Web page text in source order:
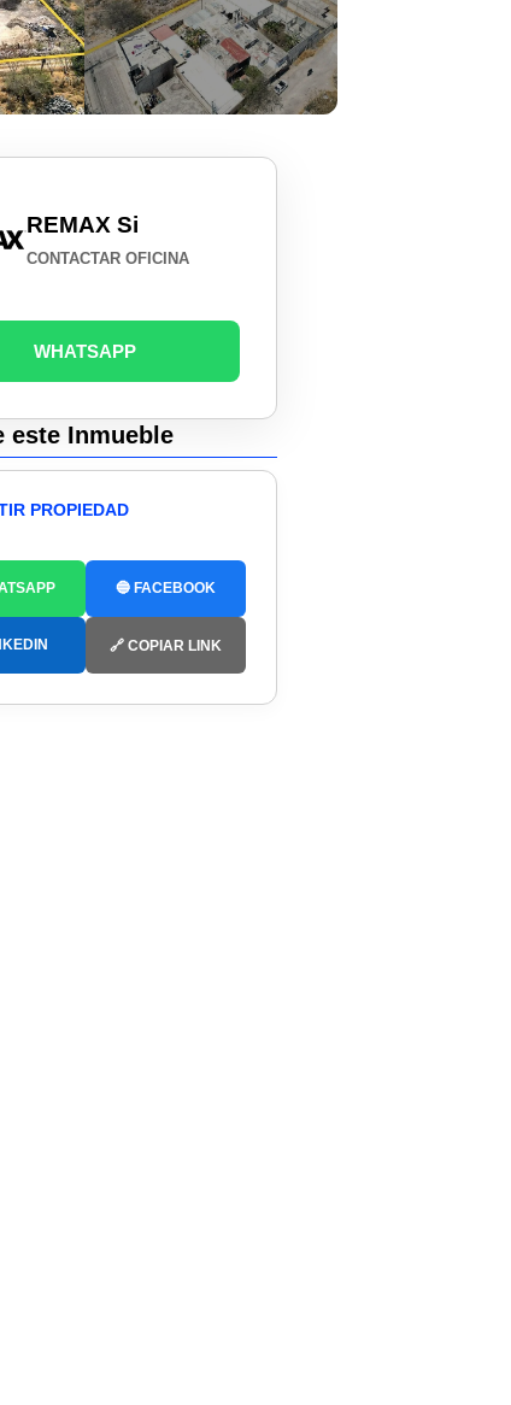
REMAX Si
CONTACTAR OFICINA
WHATSAPP
este Inmueble
PROPIEDAD
🔵 FACEBOOK
🔗 COPIAR LINK